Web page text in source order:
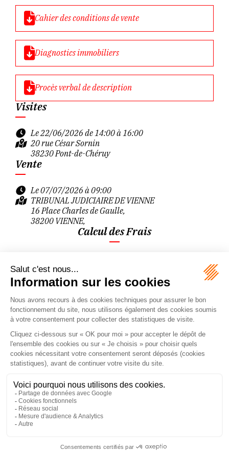
Cahier des conditions de vente
Diagnostics immobiliers
Procès verbal de description
Visites
Le 22/06/2026 de 14:00 à 16:00
20 rue César Sornin
38230 Pont-de-Chéruy
Vente
Le 07/07/2026 à 09:00
TRIBUNAL JUDICIAIRE DE VIENNE
16 Place Charles de Gaulle,
38200 VIENNE,
Calcul des Frais
Paramètres
Montant de l'enchère :
Indiquez ici le montant maximum auquel vous souhaitez acquérir ce bien.
Frais préalables (TTC) :
Ce sont les frais qui ont été exposés pour parvenir à la vente. Leur montant
vous sera indiqué par le cabinet environ 8 jours avant la vente.
Vous engagez-vous à revendre le bien dans les 5 ans ?
L'engagement de revendre dans les 5 ans vous permet de bénéficier de
droits de mutation réduits sous certaines conditions.